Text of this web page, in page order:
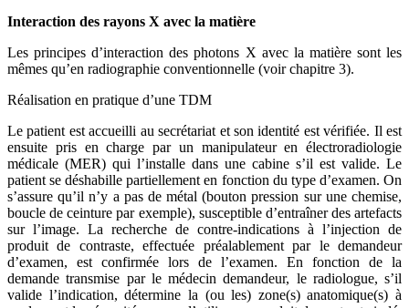
Interaction des rayons X avec la matière
Les principes d’interaction des photons X avec la matière sont les
mêmes qu’en radiographie conventionnelle (voir chapitre 3).
Réalisation en pratique d’une TDM
Le patient est accueilli au secrétariat et son identité est vérifiée. Il est
ensuite pris en charge par un manipulateur en électroradiologie
médicale (MER) qui l’installe dans une cabine s’il est valide. Le
patient se déshabille partiellement en fonction du type d’examen. On
s’assure qu’il n’y a pas de métal (bouton pression sur une chemise,
boucle de ceinture par exemple), susceptible d’entraîner des artefacts
sur l’image. La recherche de contre-indications à l’injection de
produit de contraste, effectuée préalablement par le demandeur
d’examen, est confirmée lors de l’examen. En fonction de la
demande transmise par le médecin demandeur, le radiologue, s’il
valide l’indication, détermine la (ou les) zone(s) anatomique(s) à